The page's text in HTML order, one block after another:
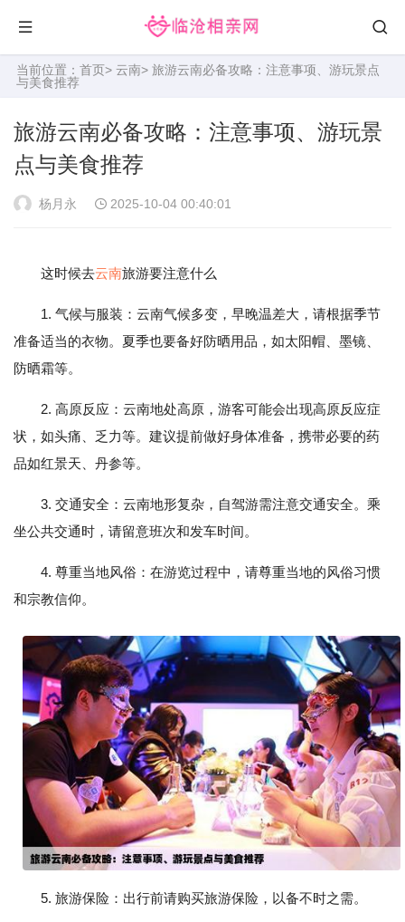
当前位置： 首页> 云南> 旅游云南必备攻略：注意事项、游玩景点
与美食推荐
旅游云南必备攻略：注意事项、游玩景
点与美食推荐
杨月永 2025-10-04 00:40:01
这时候去云南旅游要注意什么
1. 气候与服装：云南气候多变，早晚温差大，请根据季节
准备适当的衣物。夏季也要备好防晒用品，如太阳帽、墨镜、
防晒霜等。
2. 高原反应：云南地处高原，游客可能会出现高原反应症
状，如头痛、乏力等。建议提前做好身体准备，携带必要的药
品如红景天、丹参等。
3. 交通安全：云南地形复杂，自驾游需注意交通安全。乘
坐公共交通时，请留意班次和发车时间。
4. 尊重当地风俗：在游览过程中，请尊重当地的风俗习惯
和宗教信仰。
5. 旅游保险：出行前请购买旅游保险，以备不时之需。